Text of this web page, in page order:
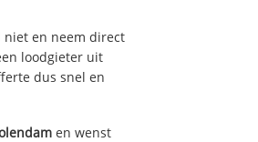
niet en neem direct
loodgieter uit
dus snel en
en wenst